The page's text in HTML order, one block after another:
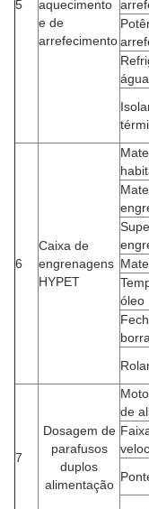
5
aquecimento
e de
arrefecimento
6
Caixa de
engrenagens
HYPET
óleo
7
Dosagem de
parafusos
duplos
alimentação
de